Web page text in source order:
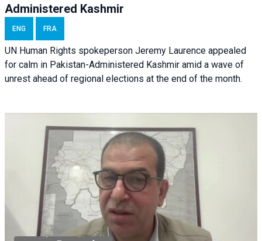
Administered Kashmir
ENG FRA
UN Human Rights spokeperson Jeremy Laurence appealed
for calm in Pakistan-Administered Kashmir amid a wave of
unrest ahead of regional elections at the end of the month.